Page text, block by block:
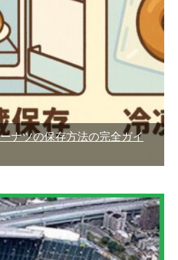
ナツの保存方法の完全ガイ